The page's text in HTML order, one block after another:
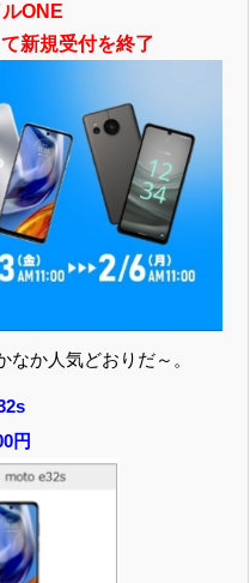
ONE
新規受付を終了
か人気どおりだ～。
円